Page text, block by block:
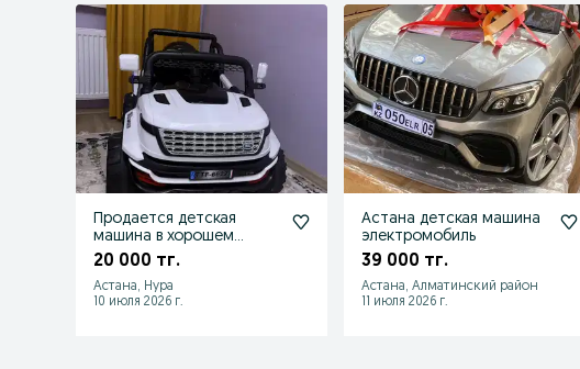
Продается детская
машина в хорошем
состоянии
20 000 тг.
Астана, Нура
10 июля 2026 г.
Астана детская машина
электромобиль
39 000 тг.
Астана, Алматинский район
11 июля 2026 г.